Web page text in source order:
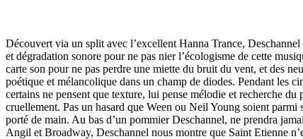
Découvert via un split avec l’excellent Hanna Trance,
et dégradation sonore pour ne pas nier l’écologisme de cette
carte son pour ne pas perdre une miette du bruit du vent, et des
poétique et mélancolique dans un champ de diodes. Pendant les
certains ne pensent que texture, lui pense mélodie et recherche
cruellement. Pas un hasard que Ween ou Neil Young soient
porté de main. Au bas d’un pommier Deschannel, ne prendra
Angil et Broadway, Deschannel nous montre que Saint Etienne